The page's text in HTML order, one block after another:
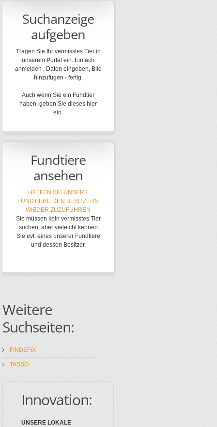
Suchanzeige
aufgeben
Tragen Sie Ihr vermisstes Tier in
unserem Portal ein. Einfach
anmelden , Daten eingeben, Bild
hinzufügen - fertig.
Auch wenn Sie ein Fundtier
haben, geben Sie dieses hier
ein.
Fundtiere
ansehen
HELFEN SIE UNSERE
FUNDTIERE DEN BESITZERN
WIEDER ZUZUFÜHREN
Sie müssen kein vermisstes Tier
suchen, aber vieleicht kennen
Sie evt. eines unserer Fundtiere
und dessen Besitzer.
Weitere
Suchseiten:
FINDEFIX
TASSO
Innovation:
UNSERE LOKALE